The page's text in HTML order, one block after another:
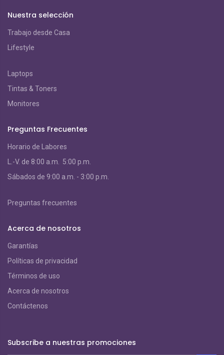
Nuestra selección
Trabajo desde Casa
Lifestyle
Laptops
Tintas & Toners
Monitores
Preguntas Frecuentes
Horario de Labores
L.-V. de 8:00 a.m. 5:00 p.m.
Sábados de 9:00 a.m. - 3:00 p.m.
Preguntas frecuentes
Acerca de nosotros
Garantías
Políticas de privacidad
Términos de uso
Acerca de nosotros
Contáctenos
Subscribe a nuestras promociones